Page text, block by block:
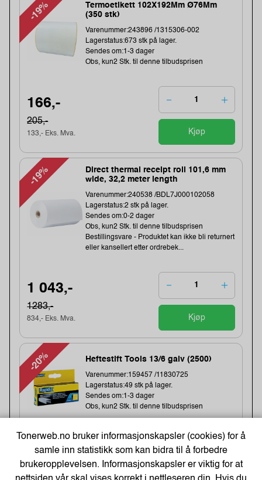
-19%
Termoetikett 102X192Mm Ø76Mm
(350 stk)
Varenummer:243896 /1315306-002
Lagerstatus:673 stk på lager.
Sendes om:1-3 dager
Obs, kun2 Stk. til denne tilbudsprisen
166,-
205,-
133,- Eks. Mva. Kjøp
-19%
Direct thermal receipt roll 101,6 mm
wide, 32,2 meter length
Varenummer:240538 /BDL7J000102058
Lagerstatus:2 stk på lager.
Sendes om:0-2 dager
Obs, kun2 Stk. til denne tilbudsprisen
Bestillingsvare - Produktet kan ikke bli returnert
eller kansellert etter ordrebek...
1 043,-
1283,-
834,- Eks. Mva. Kjøp
-20% Heftestift Tools 13/6 galv (2500)
Varenummer:159457 /11830725
Lagerstatus:49 stk på lager.
Sendes om:1-3 dager
Obs, kun2 Stk. til denne tilbudsprisen
81,-
101,-
Tonerweb.no bruker informasjonskapsler (cookies) for å
samle inn statistikk som kan bidra til å forbedre
brukeropplevelsen. Informasjonskapsler er viktig for at